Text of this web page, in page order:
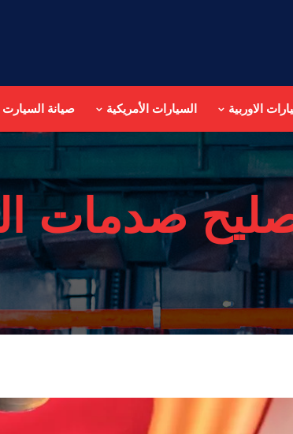
الاوربية السيارات الأمريكية صيانة السيارت
صدمات